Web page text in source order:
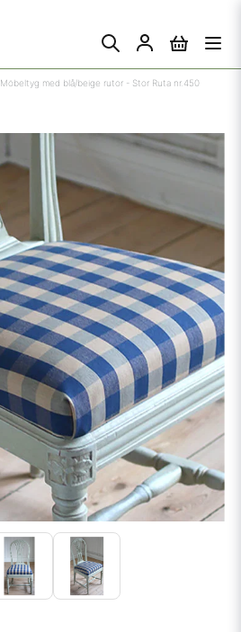
Möbeltyg med blå/beige rutor - Stor Ruta nr.450